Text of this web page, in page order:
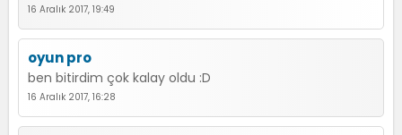
16 Aralık 2017, 19:49
oyun pro
ben bitirdim çok kalay oldu :D
16 Aralık 2017, 16:28